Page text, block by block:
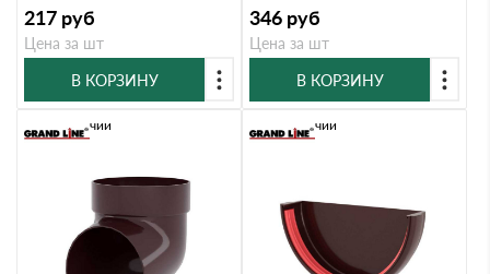
217 руб
Цена за шт
В КОРЗИНУ
346 руб
Цена за шт
В КОРЗИНУ
В наличии В наличии